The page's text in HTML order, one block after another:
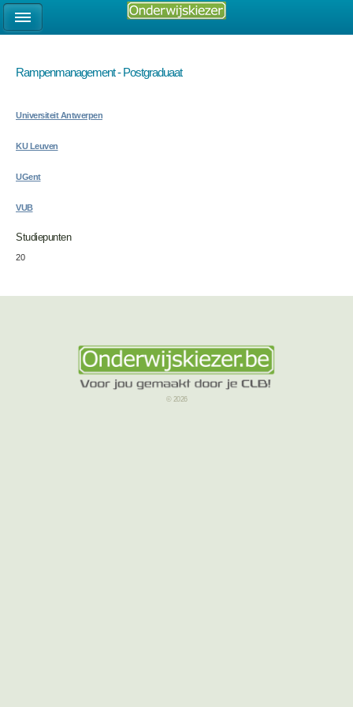
Rampenmanagement - Postgraduaat
Universiteit Antwerpen
KU Leuven
UGent
VUB
Studiepunten
20
© 2026